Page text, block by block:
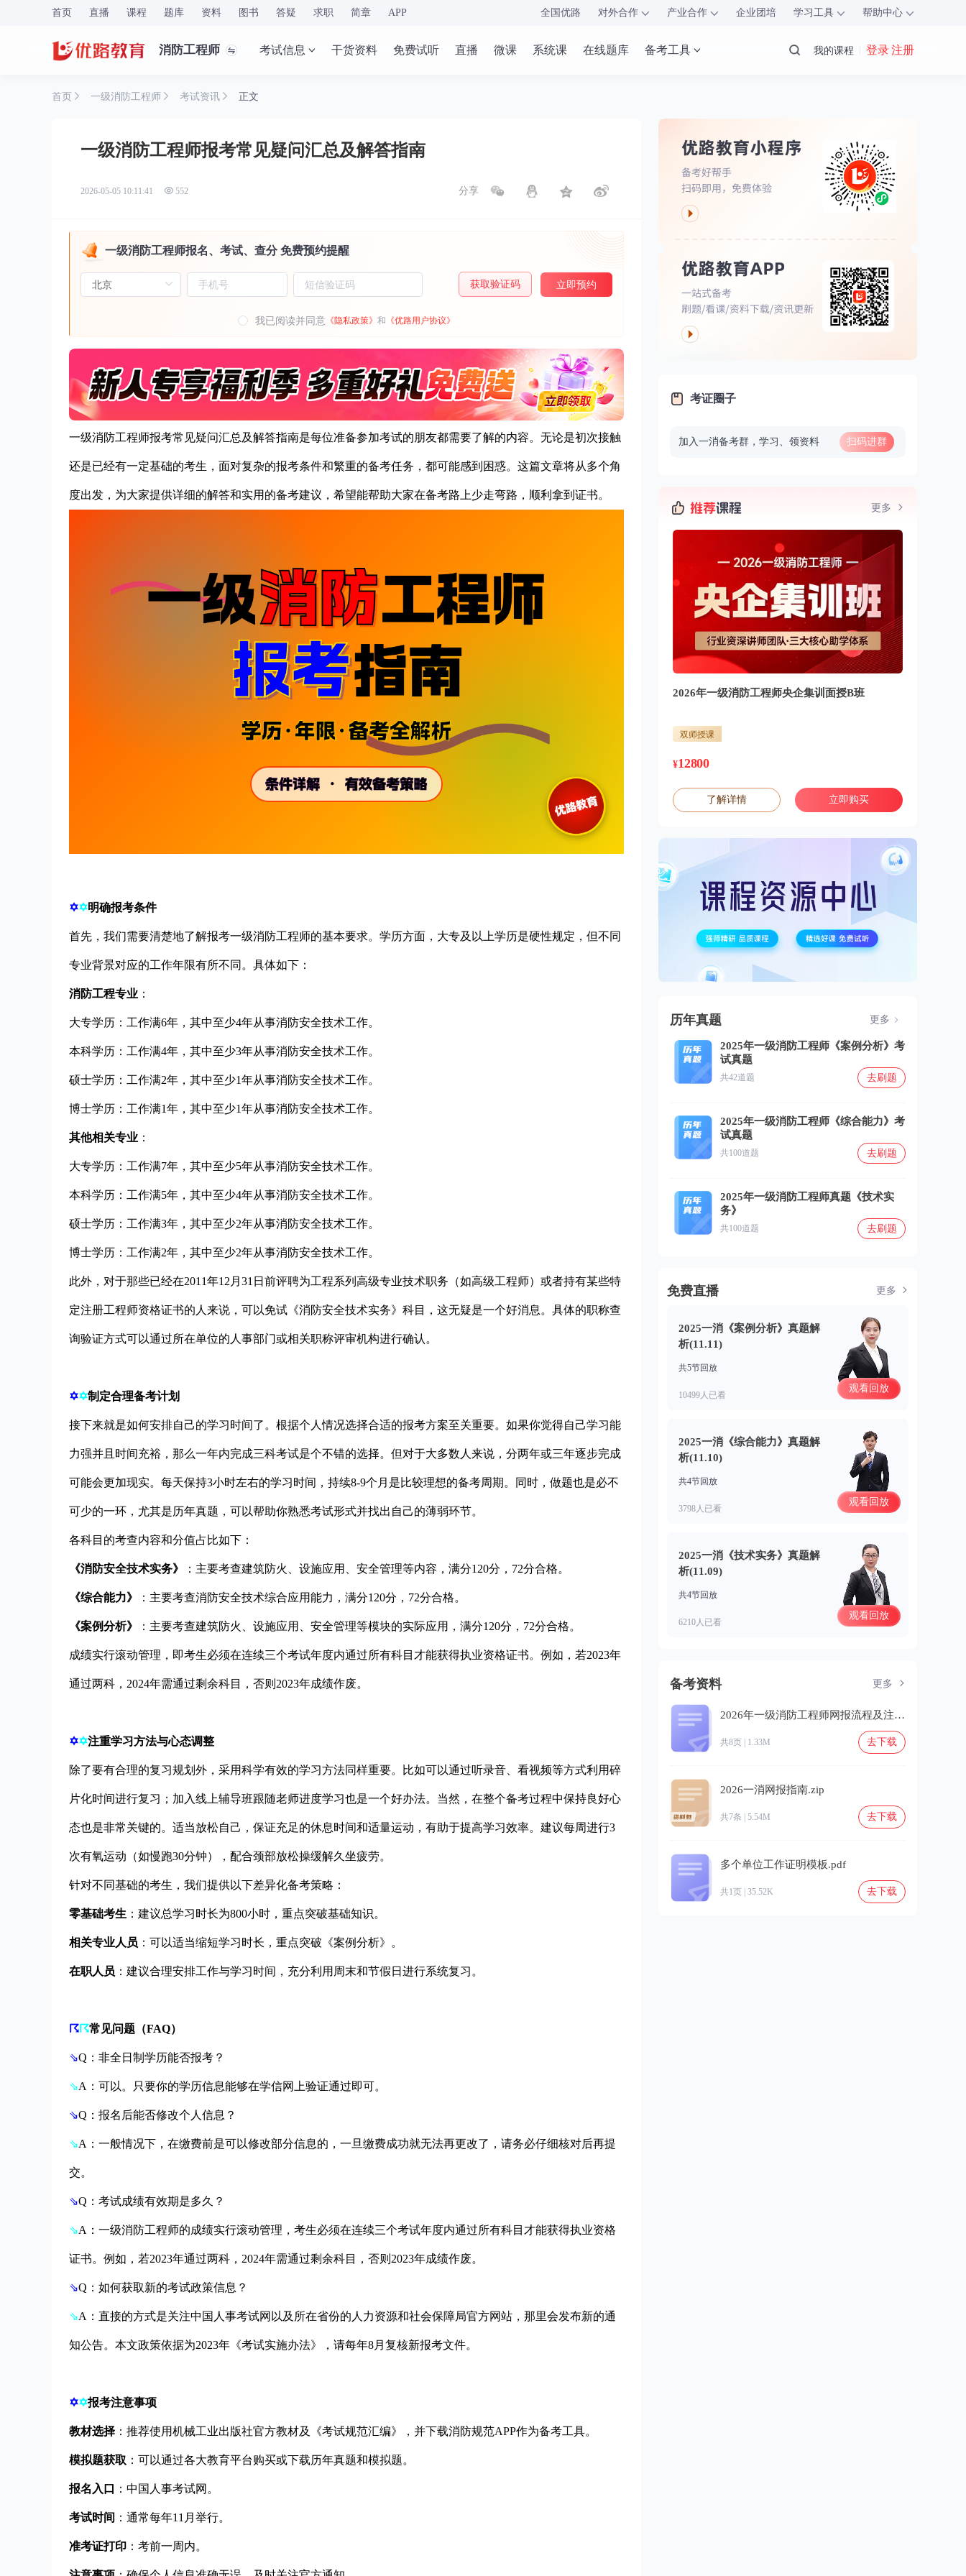
首页 直播 课程 题库 资料 图书 答疑 求职 简章 APP 全国优路 对外合作 产业合作 企业团培 学习工具 帮助中心
消防工程师 考试信息 干货资料 免费试听 直播 微课 系统课 在线题库 备考工具 我的课程 登录 注册
首页 一级消防工程师 考试资讯 正文
一级消防工程师报考常见疑问汇总及解答指南
2026-05-05 10:11:41 552 分享
一级消防工程师报名、考试、查分 免费预约提醒
获取验证码 立即预约
我已阅读并同意 《隐私政策》 和 《优路用户协议》
一级消防工程师报考常见疑问汇总及解答指南是每位准备参加考试的朋友都需要了解的内容。无论是初次接触
还是已经有一定基础的考生，面对复杂的报考条件和繁重的备考任务，都可能感到困惑。这篇文章将从多个角
度出发，为大家提供详细的解答和实用的备考建议，希望能帮助大家在备考路上少走弯路，顺利拿到证书。
✡✡明确报考条件
首先，我们需要清楚地了解报考一级消防工程师的基本要求。学历方面，大专及以上学历是硬性规定，但不同
专业背景对应的工作年限有所不同。具体如下：
消防工程专业 ：
大专学历：工作满6年，其中至少4年从事消防安全技术工作。
本科学历：工作满4年，其中至少3年从事消防安全技术工作。
硕士学历：工作满2年，其中至少1年从事消防安全技术工作。
博士学历：工作满1年，其中至少1年从事消防安全技术工作。
其他相关专业 ：
大专学历：工作满7年，其中至少5年从事消防安全技术工作。
本科学历：工作满5年，其中至少4年从事消防安全技术工作。
硕士学历：工作满3年，其中至少2年从事消防安全技术工作。
博士学历：工作满2年，其中至少2年从事消防安全技术工作。
此外，对于那些已经在2011年12月31日前评聘为工程系列高级专业技术职务（如高级工程师）或者持有某些特
定注册工程师资格证书的人来说，可以免试《消防安全技术实务》科目，这无疑是一个好消息。具体的职称查
询验证方式可以通过所在单位的人事部门或相关职称评审机构进行确认。
✡✡制定合理备考计划
接下来就是如何安排自己的学习时间了。根据个人情况选择合适的报考方案至关重要。如果你觉得自己学习能
力强并且时间充裕，那么一年内完成三科考试是个不错的选择。但对于大多数人来说，分两年或三年逐步完成
可能会更加现实。每天保持3小时左右的学习时间，持续8-9个月是比较理想的备考周期。同时，做题也是必不
可少的一环，尤其是历年真题，可以帮助你熟悉考试形式并找出自己的薄弱环节。
各科目的考查内容和分值占比如下：
《消防安全技术实务》 ：主要考查建筑防火、设施应用、安全管理等内容，满分120分，72分合格。
《综合能力》 ：主要考查消防安全技术综合应用能力，满分120分，72分合格。
《案例分析》 ：主要考查建筑防火、设施应用、安全管理等模块的实际应用，满分120分，72分合格。
成绩实行滚动管理，即考生必须在连续三个考试年度内通过所有科目才能获得执业资格证书。例如，若2023年
通过两科，2024年需通过剩余科目，否则2023年成绩作废。
✡✡注重学习方法与心态调整
除了要有合理的复习规划外，采用科学有效的学习方法同样重要。比如可以通过听录音、看视频等方式利用碎
片化时间进行复习；加入线上辅导班跟随老师进度学习也是一个好办法。当然，在整个备考过程中保持良好心
态也是非常关键的。适当放松自己，保证充足的休息时间和适量运动，有助于提高学习效率。建议每周进行3
次有氧运动（如慢跑30分钟），配合颈部放松操缓解久坐疲劳。
针对不同基础的考生，我们提供以下差异化备考策略：
零基础考生 ：建议总学习时长为800小时，重点突破基础知识。
相关专业人员 ：可以适当缩短学习时长，重点突破《案例分析》。
在职人员 ：建议合理安排工作与学习时间，充分利用周末和节假日进行系统复习。
☈☈常见问题（FAQ）
⇘Q：非全日制学历能否报考？
⇘A：可以。只要你的学历信息能够在学信网上验证通过即可。
⇘Q：报名后能否修改个人信息？
⇘A：一般情况下，在缴费前是可以修改部分信息的，一旦缴费成功就无法再更改了，请务必仔细核对后再提
交。
⇘Q：考试成绩有效期是多久？
⇘A：一级消防工程师的成绩实行滚动管理，考生必须在连续三个考试年度内通过所有科目才能获得执业资格
证书。例如，若2023年通过两科，2024年需通过剩余科目，否则2023年成绩作废。
⇘Q：如何获取新的考试政策信息？
⇘A：直接的方式是关注中国人事考试网以及所在省份的人力资源和社会保障局官方网站，那里会发布新的通
知公告。本文政策依据为2023年《考试实施办法》，请每年8月复核新报考文件。
✡✡报考注意事项
教材选择 ：推荐使用机械工业出版社官方教材及《考试规范汇编》，并下载消防规范APP作为备考工具。
模拟题获取 ：可以通过各大教育平台购买或下载历年真题和模拟题。
报名入口 ：中国人事考试网。
考试时间 ：通常每年11月举行。
准考证打印 ：考前一周内。
考证圈子
加入一消备考群，学习、领资料 扫码进群
更多
2026年一级消防工程师央企集训面授B班
双师授课
¥12800
了解详情 立即购买
历年真题 更多
2025年一级消防工程师《案例分析》考
试真题
共42道题 去刷题
2025年一级消防工程师《综合能力》考
试真题
共100道题 去刷题
2025年一级消防工程师真题《技术实
务》
共100道题 去刷题
免费直播 更多
2025一消《案例分析》真题解
析(11.11)
共5节回放
10499人已看
观看回放
2025一消《综合能力》真题解
析(11.10)
共4节回放
3798人已看
观看回放
2025一消《技术实务》真题解
析(11.09)
共4节回放
6210人已看
观看回放
备考资料 更多
2026年一级消防工程师网报流程及注意事项.pdf
共8页 | 1.33M 去下载
2026一消网报指南.zip
共7条 | 5.54M 去下载
多个单位工作证明模板.pdf
共1页 | 35.52K 去下载